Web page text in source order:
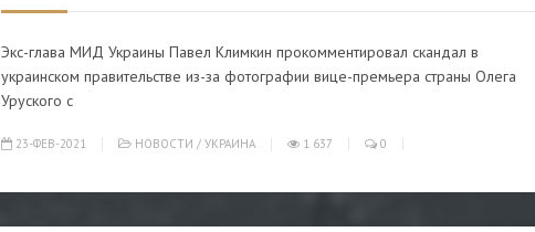
Экс-глава МИД Украины Павел Климкин прокомментировал скандал в
украинском правительстве из-за фотографии вице-премьера страны Олега
Уруского с
23-ФЕВ-2021 НОВОСТИ / УКРАИНА 1 637 0